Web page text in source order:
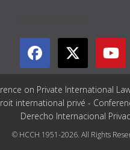
on Private International
international privé -
Derecho Internacional
© HCCH 1951-2026. All Rights